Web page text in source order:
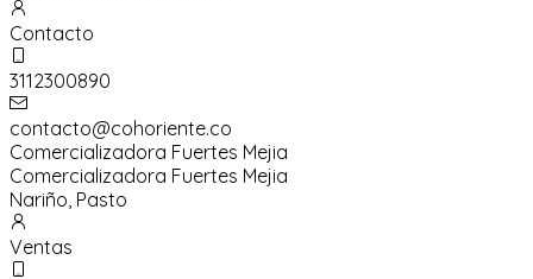
Contacto
3112300890
contacto@cohoriente.co
Comercializadora Fuertes Mejia
Comercializadora Fuertes Mejia
Nariño, Pasto
Ventas